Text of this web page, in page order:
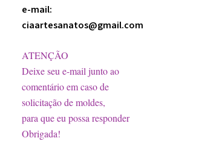
e-mail:
ciaartesanatos@gmail.com
ATENÇÃO
Deixe seu e-mail junto ao
comentário em caso de
solicitação de moldes,
para que eu possa responder
Obrigada!